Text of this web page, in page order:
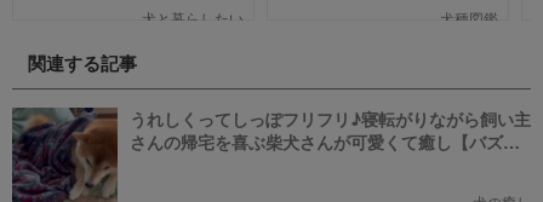
で、犬の名作映画を邦画7本,洋画7
ぞれの映画の魅力やあらすじを短
い文章で簡潔に紹介しています。
映画選びの参考にしていただけれ
ばと思います。
犬と暮らしたい
オレット」が世界同時発売しまし
った方も、可愛くてかっこいい犬
モチーフのポケモンにメロメロに
なっちゃうかも。
犬種図鑑
関連する記事
うれしくってしっぽフリフリ♪寝転がりながら飼い主
さんの帰宅を喜ぶ柴犬さんが可愛くて癒し【バズ